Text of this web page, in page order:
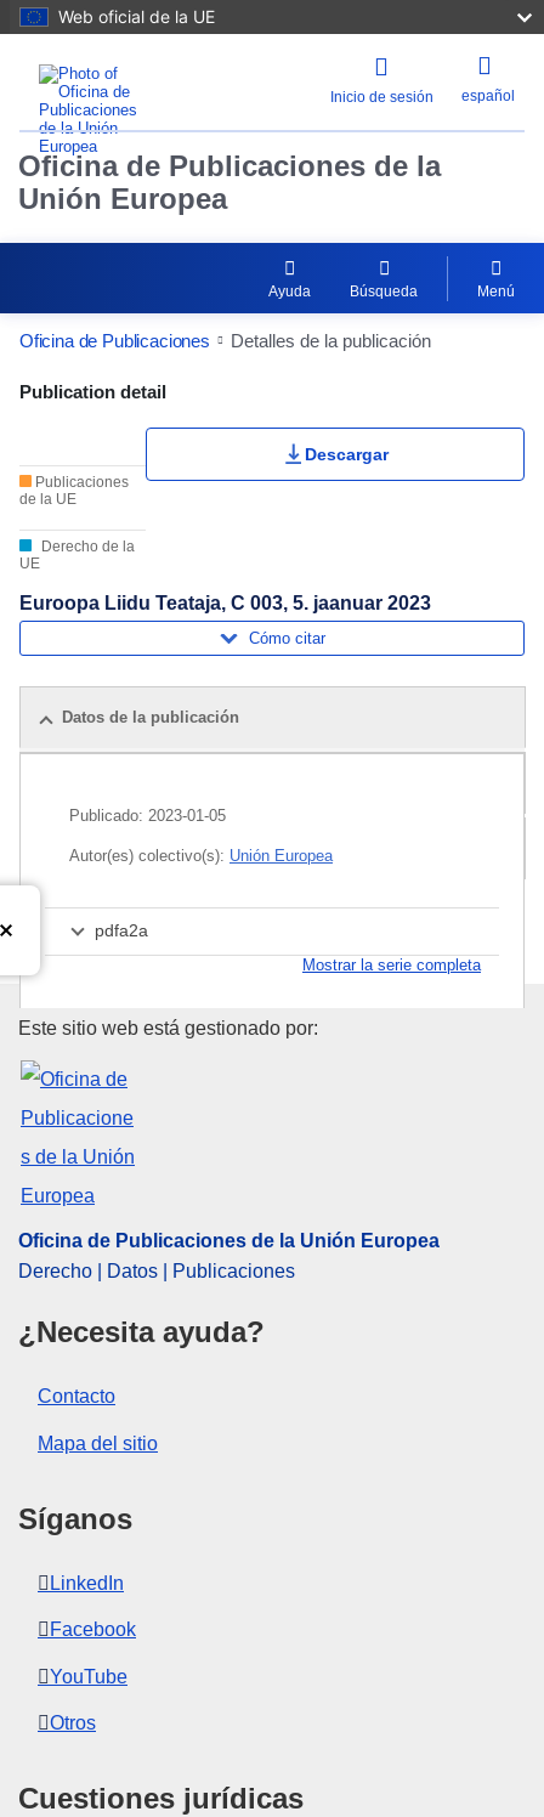
Web oficial de la UE
Inicio de sesión español
Oficina de Publicaciones de la
Unión Europea
Ayuda Búsqueda Menú
Oficina de Publicaciones Detalles de la publicación
Publication Detail Actions Portlet
Publication detail
Publicaciones
de la UE
Derecho de la
UE
Descargar
Euroopa Liidu Teataja, C 003, 5. jaanuar 2023
Cómo citar
Datos de la publicación
Paquete
Publicado: 2023-01-05
Autor(es) colectivo(s): Unión Europea
pdfa2a
Mostrar la serie completa
Oficina de Publicaciones de la
Este sitio web está gestionado por:
Oficina de Publicaciones de la Unión Europea
Derecho | Datos | Publicaciones
¿Necesita ayuda?
Contacto
Mapa del sitio
Síganos
LinkedIn
Facebook
YouTube
Otros
Cuestiones jurídicas